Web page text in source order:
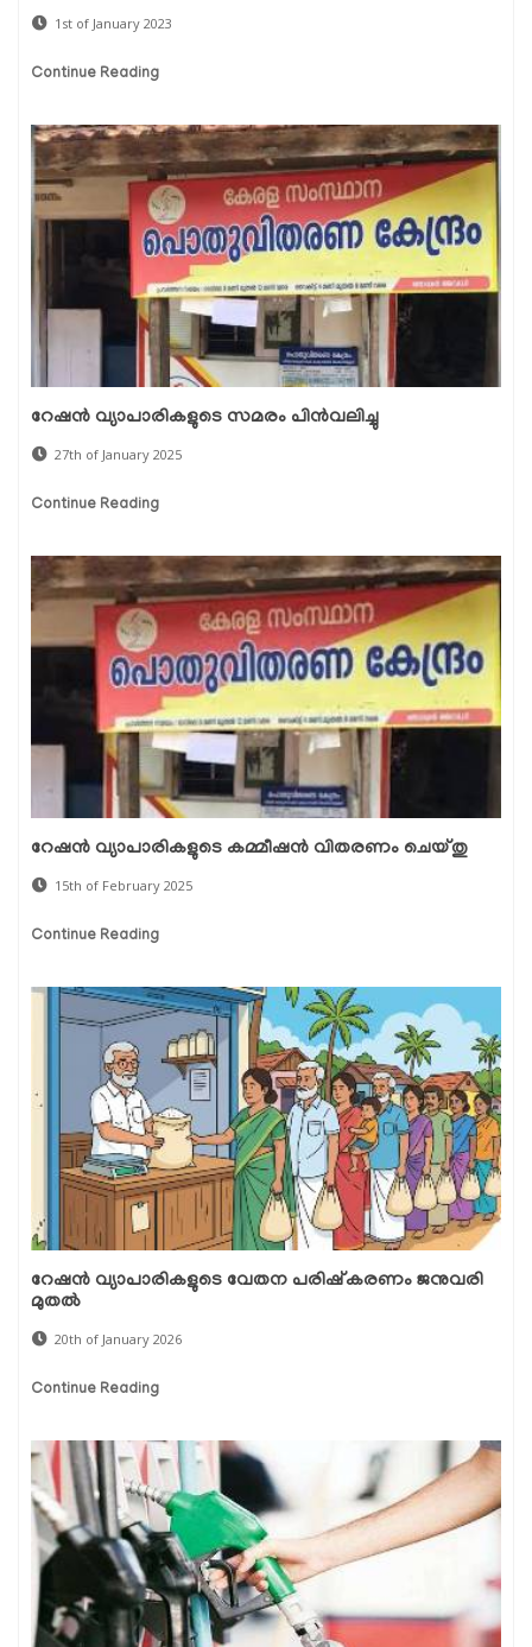
1st of January 2023
Continue Reading
റേഷൻ വ്യാപാരികളുടെ സമരം പിൻവലിച്ചു
27th of January 2025
Continue Reading
റേഷൻ വ്യാപാരികളുടെ കമ്മീഷൻ വിതരണം ചെയ്തു
15th of February 2025
Continue Reading
റേഷൻ വ്യാപാരികളുടെ വേതന പരിഷ്‌കരണം ജനുവരി
മുതൽ
20th of January 2026
Continue Reading